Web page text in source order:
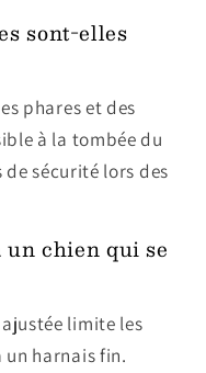
sont-elles
phares et des
à la tombée du
sécurité lors des
chien qui se
limite les
harnais fin.